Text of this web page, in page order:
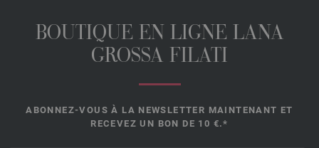
BOUTIQUE EN LIGNE LANA
GROSSA FILATI
ABONNEZ-VOUS À LA NEWSLETTER MAINTENANT ET
RECEVEZ UN BON DE 10 €.*